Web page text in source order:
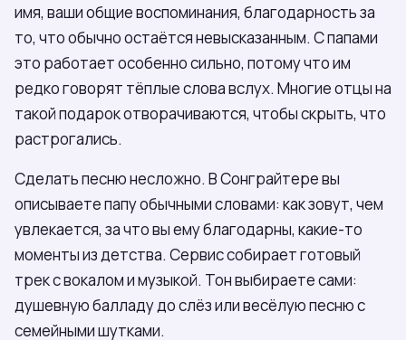
имя, ваши общие воспоминания, благодарность за
то, что обычно остаётся невысказанным. С папами
это работает особенно сильно, потому что им
редко говорят тёплые слова вслух. Многие отцы на
такой подарок отворачиваются, чтобы скрыть, что
растрогались.
Сделать песню несложно. В Сонграйтере вы
описываете папу обычными словами: как зовут, чем
увлекается, за что вы ему благодарны, какие-то
моменты из детства. Сервис собирает готовый
трек с вокалом и музыкой. Тон выбираете сами:
душевную балладу до слёз или весёлую песню с
семейными шутками.